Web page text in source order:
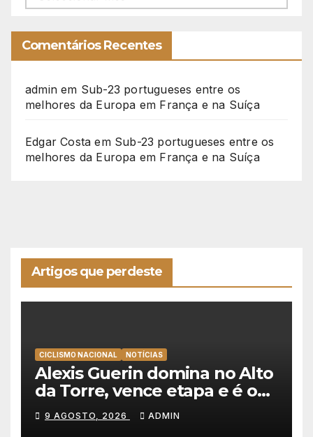
Comentários Recentes
admin em Sub-23 portugueses entre os
melhores da Europa em França e na Suíça
Edgar Costa em Sub-23 portugueses entre os
melhores da Europa em França e na Suíça
Artigos que perdeste
CICLISMO NACIONAL NOTÍCIAS
Alexis Guerin domina no Alto
da Torre, vence etapa e é o
novo líder da Volta a
Portugal 2026!
9 AGOSTO, 2026 ADMIN